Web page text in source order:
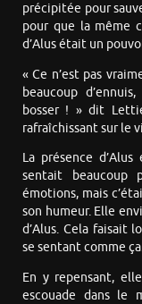
précipitée pour
pour que la même
d’Alus était un
« Ce n’est pas
beaucoup
bosser ! » dit
rafraîchissant sur le
La présence
sentait beaucoup
émotions, mais
son humeur. Elle
d’Alus. Cela faisait
se sentant comme
En y repensant,
escouade dans le